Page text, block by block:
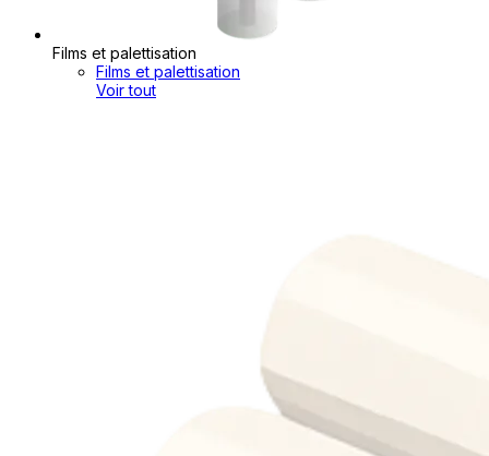
Films et palettisation
Films et palettisation
Voir tout